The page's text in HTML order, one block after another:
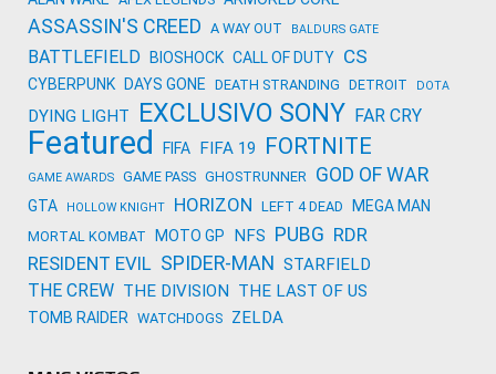
ASSASSIN'S CREED A WAY OUT BALDURS GATE
BATTLEFIELD BIOSHOCK CALL OF DUTY CS
CYBERPUNK DAYS GONE DEATH STRANDING DETROIT DOTA
DYING LIGHT EXCLUSIVO SONY FAR CRY
Featured FIFA FIFA 19 FORTNITE
GAME AWARDS GAME PASS GHOSTRUNNER GOD OF WAR
GTA HOLLOW KNIGHT HORIZON LEFT 4 DEAD MEGA MAN
MORTAL KOMBAT MOTO GP NFS PUBG RDR
RESIDENT EVIL SPIDER-MAN STARFIELD
THE CREW THE DIVISION THE LAST OF US
TOMB RAIDER WATCHDOGS ZELDA